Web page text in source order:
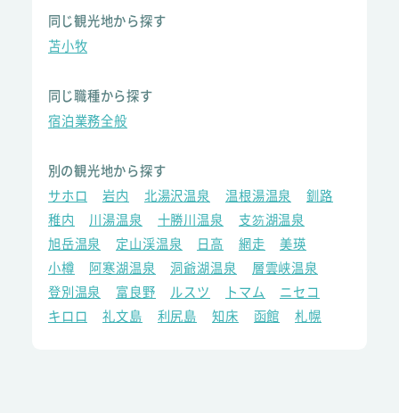
同じ観光地から探す
苫小牧
同じ職種から探す
宿泊業務全般
別の観光地から探す
サホロ
岩内 北湯沢温泉 温根湯温泉
釧路
稚内
川湯温泉 十勝川温泉
支笏湖温泉
旭岳温泉
定山渓温泉 日高 網走
美瑛
小樽
阿寒湖温泉 洞爺湖温泉
層雲峡温泉
登別温泉
富良野 ルスツ トマム
ニセコ
キロロ
礼文島 利尻島 知床 函館 札幌